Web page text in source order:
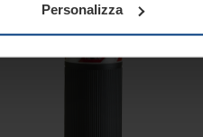
Personalizza